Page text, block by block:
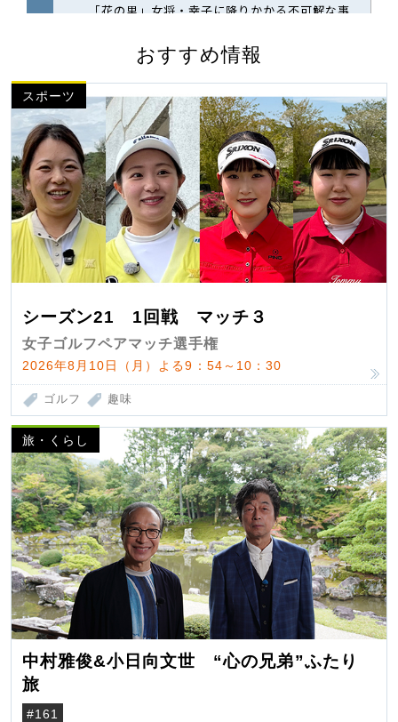
おすすめ情報
スポーツ
シーズン21 1回戦 マッチ３
女子ゴルフペアマッチ選手権
2026年8月10日（月）よる9：54～10：30
ゴルフ 趣味
旅・くらし
中村雅俊&小日向文世 “心の兄弟”ふたり
旅
#161